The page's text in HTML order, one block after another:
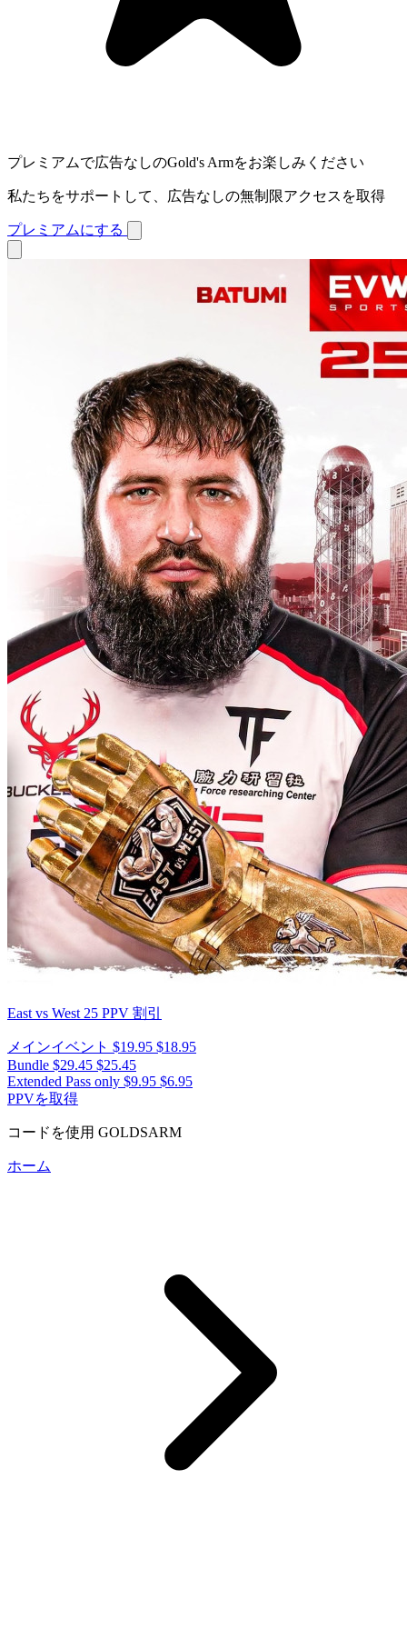
プレミアムで広告なしのGold's Armをお楽しみください
私たちをサポートして、広告なしの無制限アクセスを取得
プレミアムにする
East vs West 25 PPV 割引
メインイベント $19.95 $18.95
Bundle $29.45 $25.45
Extended Pass only $9.95 $6.95
PPVを取得
コードを使用 GOLDSARM
ホーム